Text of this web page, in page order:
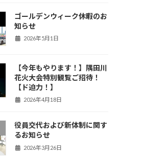
ゴールデンウィーク休暇のお
知らせ
2026年5月1日
【今年もやります！】隅田川
花火大会特別観覧ご招待！
【ド迫力！】
2026年4月18日
役員交代および新体制に関す
るお知らせ
2026年3月26日